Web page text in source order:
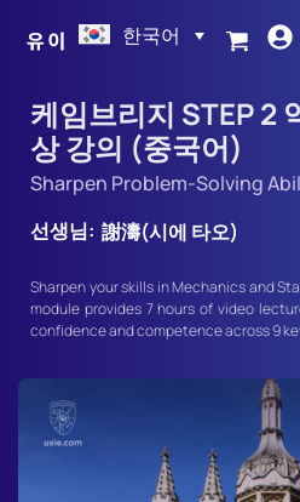
한국어
케임브리지 STEP 2
상 강의 (중국어)
Sharpen Problem-Solving
선생님: 謝濤(시에 타오)
Sharpen your skills in Mechanics and
module provides 7 hours of video
confidence and competence across 9